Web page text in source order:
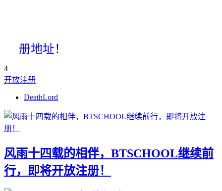
册地址！
4
开放注册
DeathLord
风雨十四载的相伴，BTSCHOOL继续前
行，即将开放注册！